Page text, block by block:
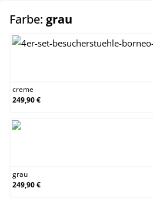
Farbe: grau
creme
249,90 €
grau
249,90 €